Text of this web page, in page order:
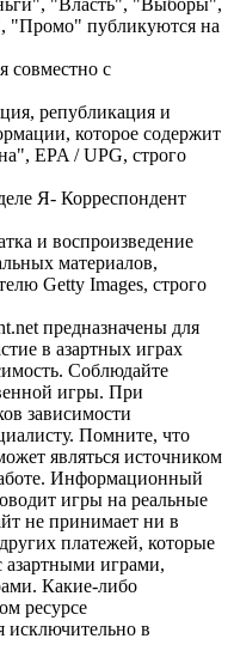
"Промо" публикуются на
совместно с
републикация и
которое содержит
EPA / UPG, строго
Я- Корреспондент
и воспроизведение
материалов,
Getty Images, строго
предназначены для
в азартных играх
Соблюдайте
игры. При
зависимости
Помните, что
являться источником
Информационный
игры на реальные
не принимает ни в
платежей, которые
азартными играми,
Какие-либо
ресурсе
исключительно в